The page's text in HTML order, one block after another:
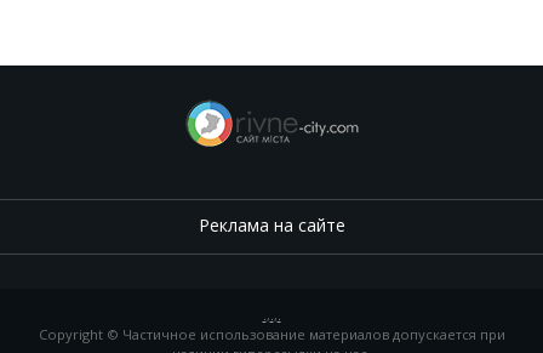
Реклама на сайте
, ,
Copyright © Частичное использование материалов допускается при